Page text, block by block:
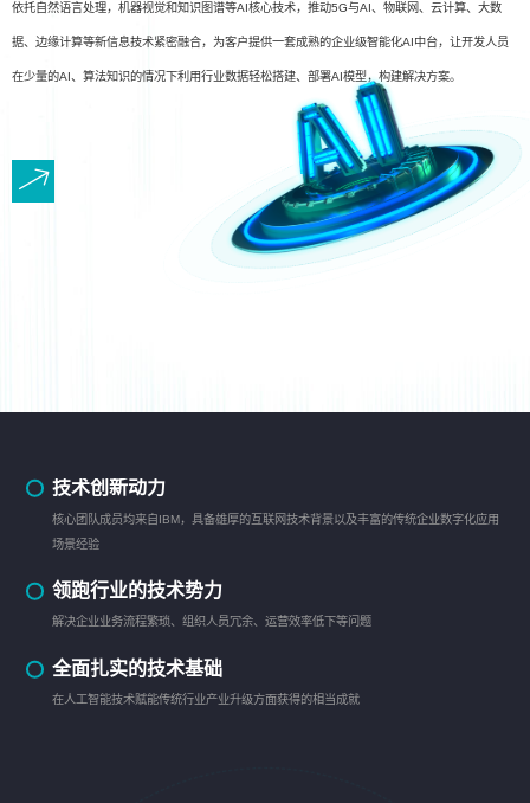
依托自然语言处理，机器视觉和知识图谱等AI核心技术，推动5G与AI、物联网、云计算、大数
据、边缘计算等新信息技术紧密融合，为客户提供一套成熟的企业级智能化AI中台，让开发人员
在少量的AI、算法知识的情况下利用行业数据轻松搭建、部署AI模型，构建解决方案。
技术创新动力
核心团队成员均来自IBM，具备雄厚的互联网技术背景以及丰富的传统企业数字化应用
场景经验
领跑行业的技术势力
解决企业业务流程繁琐、组织人员冗余、运营效率低下等问题
全面扎实的技术基础
在人工智能技术赋能传统行业产业升级方面获得的相当成就